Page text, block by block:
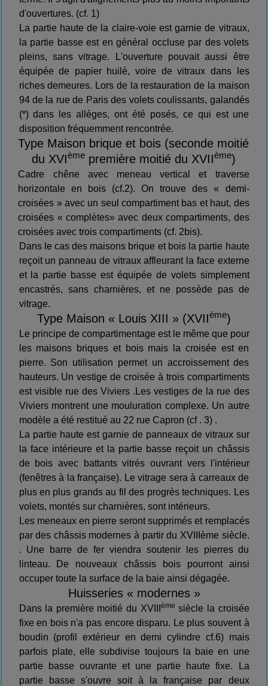
d'ouvertures. (cf. 1)
La partie haute de la claire-voie est garnie de vitraux,
la partie basse est en général occluse par des volets
pleins, sans vitrage. L'ouverture pouvait aussi être
équipée de papier huilé, voire de vitraux dans les
riches demeures. Lors de la restauration de la maison
94 de la rue de Paris des volets coulissants, galandés
(*) dans les allèges, ont été posés, ce qui est une
disposition fréquemment rencontrée.
Type Maison brique et bois (seconde moitié
du XVIèmepremière moitié du XVIIème)
Cadre chêne avec meneau vertical et traverse
horizontale en bois (cf.2). On trouve des « demi-
croisées » avec un seul compartiment bas et haut, des
croisées « complètes» avec deux compartiments, des
croisées avec trois compartiments (cf. 2bis).
Dans le cas des maisons brique et bois la partie haute
reçoit un panneau de vitraux affleurant la face externe
et la partie basse est équipée de volets simplement
encastrés, sans charnières, et ne possède pas de
vitrage.
Type Maison « Louis XIII » (XVIIème)
Le principe de compartimentage est le même que pour
les maisons briques et bois mais la croisée est en
pierre. Son utilisation permet un accroissement des
hauteurs. Un vestige de croisée à trois compartiments
est visible rue des Viviers .Les vestiges de la rue des
Viviers montrent une mouluration complexe. Un autre
modèle a été restitué au 22 rue Capron (cf . 3) .
La partie haute est garnie de panneaux de vitraux sur
la face intérieure et la partie basse reçoit un châssis
de bois avec battants vitrés ouvrant vers l'intérieur
(fenêtres à la française). Le vitrage sera à carreaux de
plus en plus grands au fil des progrès techniques. Les
volets, montés sur charnières, sont intérieurs.
Les meneaux en pierre seront supprimés et remplacés
par des châssis modernes à partir du XVIIIème siècle.
. Une barre de fer viendra soutenir les pierres du
linteau. De nouveaux châssis bois pourront ainsi
occuper toute la surface de la baie ainsi dégagée.
Huisseries « modernes »
Dans la première moitié du XVIII ème siècle la croisée
fixe en bois n'a pas encore disparu. Le plus souvent à
boudin (profil extérieur en demi cylindre cf.6) mais
parfois plate, elle subdivise toujours la baie en une
partie basse ouvrante et une partie haute fixe. La
partie basse s'ouvre soit à la française par deux